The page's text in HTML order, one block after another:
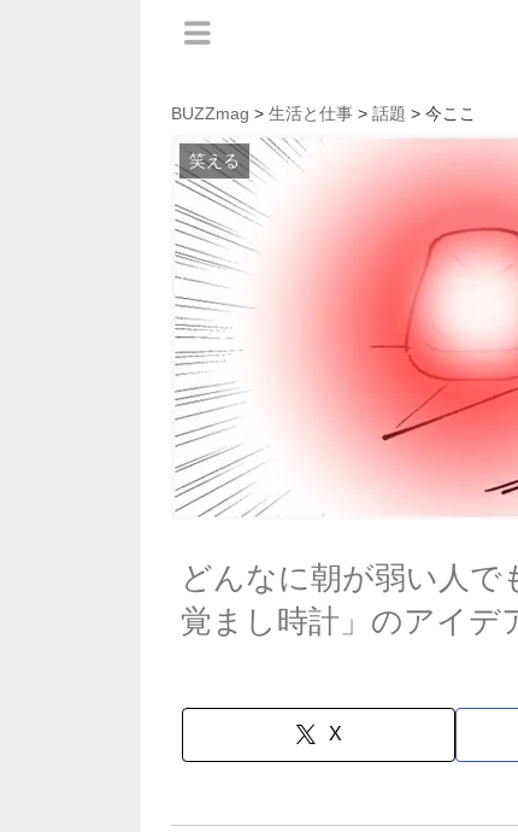
BUZZmag > 生活と仕事 > 話題 > 今ここ
笑える
どんなに朝が弱い人で
覚まし時計」のアイデ
X